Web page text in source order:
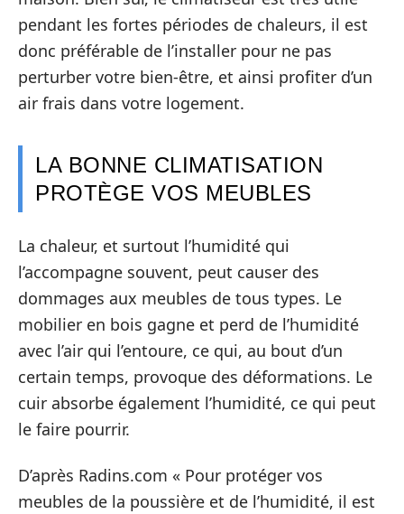
pendant les fortes périodes de chaleurs, il est
donc préférable de l’installer pour ne pas
perturber votre bien-être, et ainsi profiter d’un
air frais dans votre logement.
LA BONNE CLIMATISATION
PROTÈGE VOS MEUBLES
La chaleur, et surtout l’humidité qui
l’accompagne souvent, peut causer des
dommages aux meubles de tous types. Le
mobilier en bois gagne et perd de l’humidité
avec l’air qui l’entoure, ce qui, au bout d’un
certain temps, provoque des déformations. Le
cuir absorbe également l’humidité, ce qui peut
le faire pourrir.
D’après Radins.com « Pour protéger vos
meubles de la poussière et de l’humidité, il est